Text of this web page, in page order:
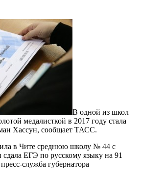
В одной из школ
медалисткой в 2017 году стала
Хассун, сообщает ТАСС.
в Чите среднюю школу № 44 с
ЕГЭ по русскому языку на 91
служба губернатора